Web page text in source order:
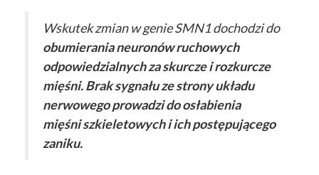
Wskutek zmian w genie SMN1 dochodzi do
obumierania neuronów ruchowych
odpowiedzialnych za skurcze i rozkurcze
mięśni. Brak sygnału ze strony układu
nerwowego prowadzi do osłabienia
mięśni szkieletowych i ich postępującego
zaniku.